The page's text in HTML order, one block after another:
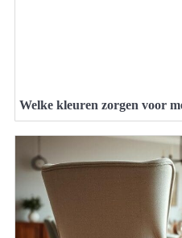
Welke kleuren zorgen voor